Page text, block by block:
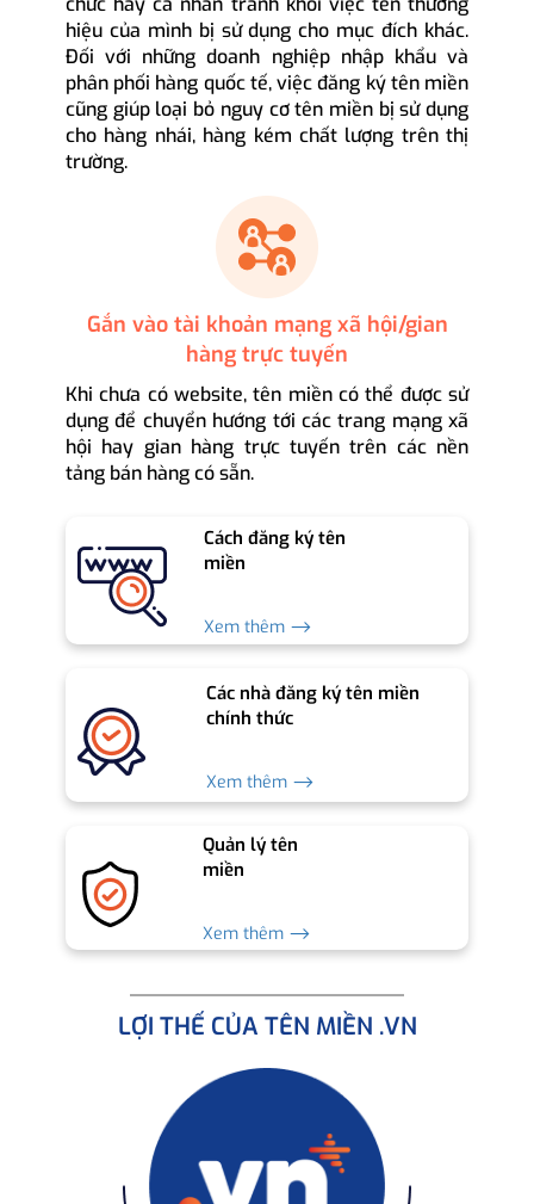
hiệu của mình bị sử dụng cho mục đích khác.
Đối với những doanh nghiệp nhập khẩu và
phân phối hàng quốc tế, việc đăng ký tên miền
cũng giúp loại bỏ nguy cơ tên miền bị sử dụng
cho hàng nhái, hàng kém chất lượng trên thị
trường.
Gắn vào tài khoản mạng xã hội/gian
hàng trực tuyến
Khi chưa có website, tên miền có thể được sử
dụng để chuyển hướng tới các trang mạng xã
hội hay gian hàng trực tuyến trên các nền
tảng bán hàng có sẵn.
Cách đăng ký tên
miền
Xem thêm ⟶
Các nhà đăng ký tên miền
chính thức
Xem thêm ⟶
Quản lý tên
miền
Xem thêm ⟶
LỢI THẾ CỦA TÊN MIỀN .VN